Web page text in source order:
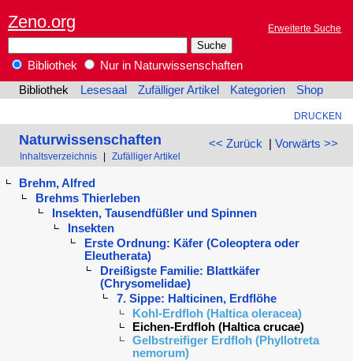
Zeno.org Erweiterte Suche
Bibliothek
Nur in Naturwissenschaften
Bibliothek
Lesesaal Zufälliger Artikel Kategorien Shop
DRUCKEN
<< Zurück | Vorwärts >>
Naturwissenschaften
Inhaltsverzeichnis Zufälliger Artikel
Brehm, Alfred
Brehms Thierleben
Insekten, Tausendfüßler und Spinnen
Insekten
Erste Ordnung: Käfer (Coleoptera oder
Eleutherata)
Dreißigste Familie: Blattkäfer
(Chrysomelidae)
7. Sippe: Halticinen, Erdflöhe
Kohl-Erdfloh (Haltica oleracea)
Eichen-Erdfloh (Haltica crucae)
Gelbstreifiger Erdfloh (Phyllotreta
nemorum)